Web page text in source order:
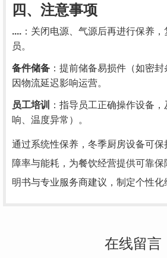
四、注意事项
.... ：关闭电源、气源后再进行保养
员。
备件储备 ：提前储备易损件（如密
因物流延迟影响运营。
员工培训
：指导员工正确操作设备
响、温度异常）。
通过系统性保养，冬季厨房设备可
障率与能耗，为餐饮经营提供可靠
明书与专业服务商建议，制定个性化
在线留言